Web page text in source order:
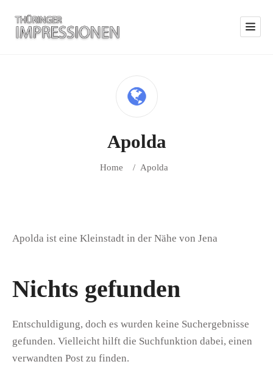
Apolda
Home / Apolda
Apolda ist eine Kleinstadt in der Nähe von Jena
Nichts gefunden
Entschuldigung, doch es wurden keine Suchergebnisse
gefunden. Vielleicht hilft die Suchfunktion dabei, einen
verwandten Post zu finden.